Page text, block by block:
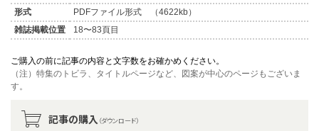
形式
PDFファイル形式 （4622kb）
雑誌掲載位置
18〜83頁目
ご購入の前に記事の内容と文字数をお確かめください。
（注）特集のトビラ、タイトルページなど、図案が中心のページもございま
す。
記事の購入 （ダウンロード）